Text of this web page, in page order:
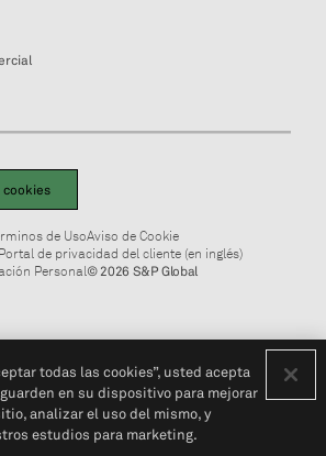
cookies
de UsoAviso de Cookie
Portal de privacidad del cliente (en inglés)
Personal© 2026 S&P Global
todas las cookies”, usted acepta
en su dispositivo para mejorar
analizar el uso del mismo, y
estudios para marketing.